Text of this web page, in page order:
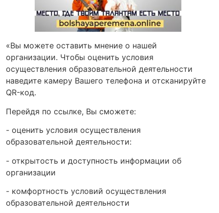
«Вы можете оставить мнение о нашей
организации. Чтобы оценить условия
осуществления образовательной деятельности
наведите камеру Вашего телефона и отсканируйте
QR-код.
Перейдя по ссылке, Вы сможете:
- оценить условия осуществления
образовательной деятельности:
- открытость и доступность информации об
организации
- комфортность условий осуществления
образовательной деятельности